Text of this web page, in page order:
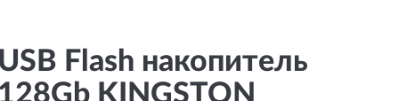
Flash накопитель
KINGSTON